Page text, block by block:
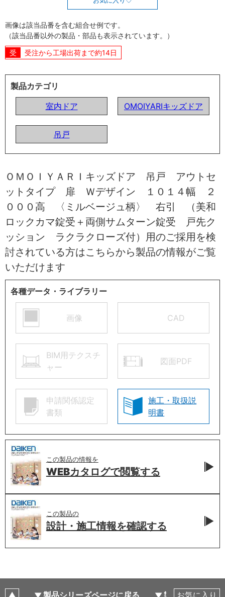
画像は該当品番を含む組合せ例です。
（該当品番以外の製品・部品も表示されています。）
受注から工場出荷まで約14日
製品カテゴリ
室内ドア
OMOIYARIキッズドア
吊戸
ＯＭＯＩＹＡＲＩキッズドア 吊戸 アウトセ
ットタイプ 扉 Ｗデザイン １０１４幅 ２
０００高 〈ミルベージュ柄〉 右引 （美和
ロックカマ錠受＋両側サムターン錠受 戸先ク
ッション ラクラクローズ付）用のご採用を検
討されている方はこちらから製品の情報がご覧
いただけます
各種データ・ライブラリー
画像 CAD
BIM用テクスチ
ャー
図面PDF
申請関係認定
書類
施工・取扱説
明書
この製品の情報を
WEBカタログで閲覧する
この製品の
設計・施工情報を確認する